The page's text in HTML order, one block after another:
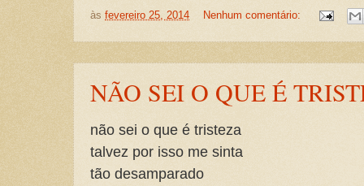
às fevereiro 25, 2014 Nenhum comentário:
NÃO SEI O QUE É
não sei o que é tristeza
talvez por isso me sinta
tão desamparado